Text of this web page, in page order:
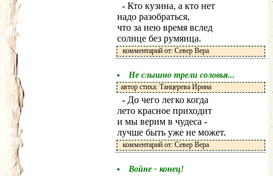
- Кто кузина, а кто нет
надо разобраться,
что за нею время вслед
солнце без румянца.
комментарий от: Север Вера
Не слышно трели соловья...
автор стиха: Танцерева Ирина
- До чего легко когда
лето красное приходит
и мы верим в чудеса -
лучше быть уже не может.
комментарий от: Север Вера
Войне - конец!